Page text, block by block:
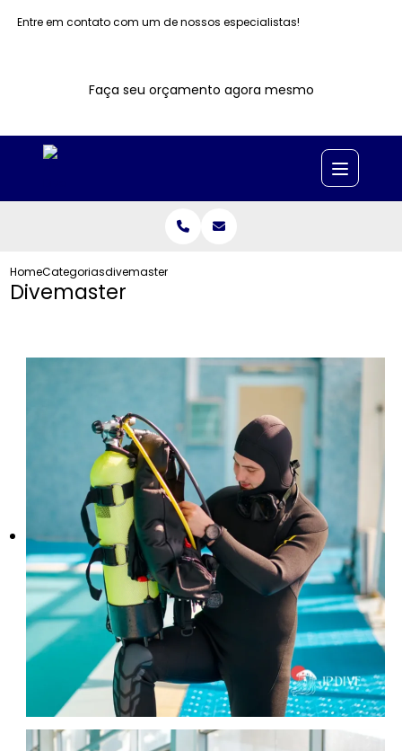
Entre em contato com um de nossos especialistas!
Faça seu orçamento agora mesmo
HomeCategoriasdivemaster
Divemaster